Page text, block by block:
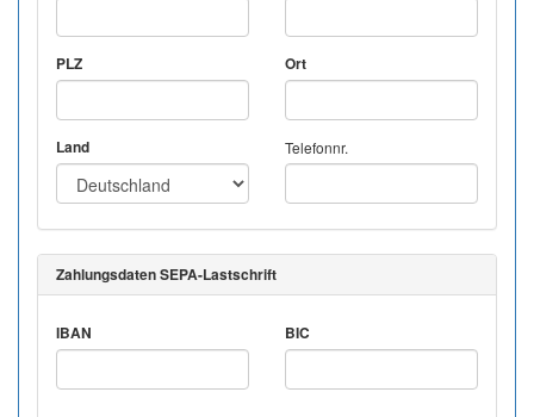
PLZ Ort
Land Telefonnr.
Zahlungsdaten SEPA-Lastschrift
IBAN BIC